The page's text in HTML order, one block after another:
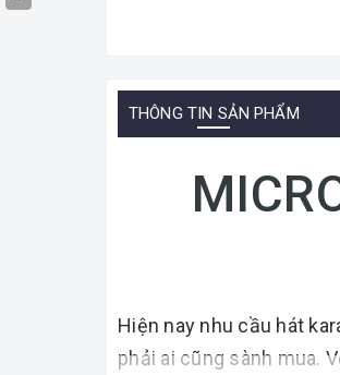
THÔNG TIN SẢN PHẨM
Hiện nay nhu cầu hát
phải ai cũng sành mua.